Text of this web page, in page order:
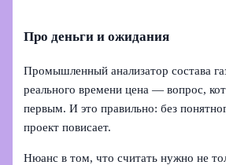
Про деньги и ожидания
Промышленный анализатор состава
реального времени цена — вопрос,
первым. И это правильно: без
проект повисает.
Нюанс в том, что считать нужно не